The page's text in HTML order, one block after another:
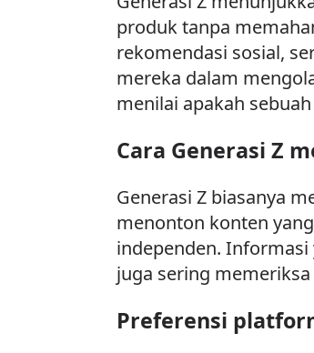
produk tanpa
rekomendasi sosial,
mereka dalam
menilai apakah
Cara Generasi Z
Generasi Z biasanya
menonton konten
independen.
juga sering
Preferensi